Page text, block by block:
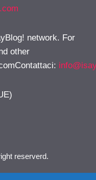
network. For
other
:
reserverd.